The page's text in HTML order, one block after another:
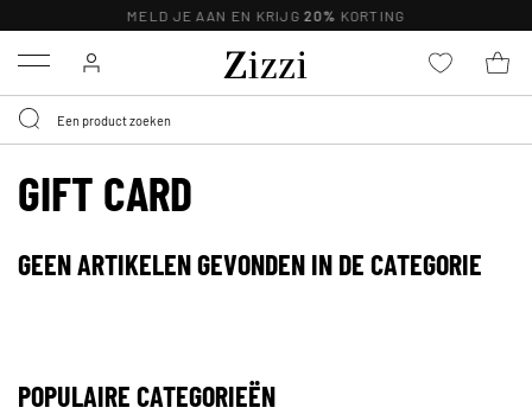
MELD JE AAN EN KRIJG 20% KORTING
Menu
GIFT CARD
GEEN ARTIKELEN GEVONDEN IN DE CATEGORIE
POPULAIRE CATEGORIEËN